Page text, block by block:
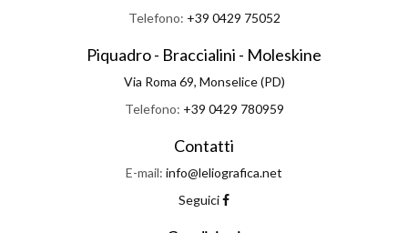
Telefono: +39 0429 75052
Piquadro - Braccialini - Moleskine
Via Roma 69, Monselice (PD)
Telefono: +39 0429 780959
Contatti
E-mail: info@leliografica.net
Seguici